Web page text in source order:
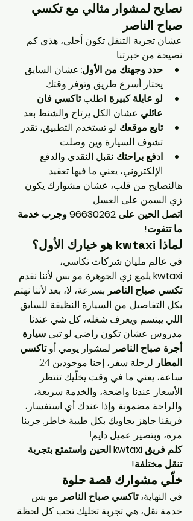
نصايح لمشوار مثالي مع تكسي
صباح الناصر
عشان تجربة التنقل تكون أحلى، هذي كم
نصيحة من خبرتنا:
حدد وجهتك من الأول: عشان السايق
يختار أسرع طريق وتوفر وقتك.
لو عايلة كبيرة: اطلب تاكسي فان
عائلي عشان الكل يرتاح والشنط بعد.
تابع موقعك: لو تستخدم التطبيق، تقدر
تشوف السيارة وين وصلت.
ادفع براحتك: نقبل النقدي والدفع
الإلكتروني، يعني ما فيها تعقيد.
هالنصايح من قلب، عشان مشوارك يكون
زي السمن على العسل!
اتصل الحين على 96630262 وجرب خدمة
ما تتفوت!
لماذا kwtaxi هو خيارك الأول؟
في عالم مليان شركات تكاسي،
kwtaxi يلمع زي الجوهرة. مو بس لأننا نقدم
تكسي صباح الناصر بسرعة، لا، بعد لأننا نهتم
بكل التفاصيل. من السيارة النظيفة للسايق
اللي يبتسم ويعرف شغله، كل شي عندنا
مدروس عشان تكون راضي. لو تبي سيارة
أجرة صباح الناصر لمشوار يومي أو تاكسي
المطار
ساعة، يعني ما في وقت يخلّيك تنتظر.
الأسعار عندنا واضحة، والخدمة سريعة،
والراحة مضمونة. وإذا عندك أي استفسار،
فريقنا جاهز يجاوبك بكل طيبة خاطر. جربنا
مرة، وبتصير عميل دايم!
كلم فريق kwtaxi الحين واستمتع بتجربة
تنقل مختلفة!
خلّي مشوارك قصة حلوة
في النهاية، تاكسي صباح الناصر مو بس
خدمة نقل، هي تجربة تخليك تحب كل لحظة